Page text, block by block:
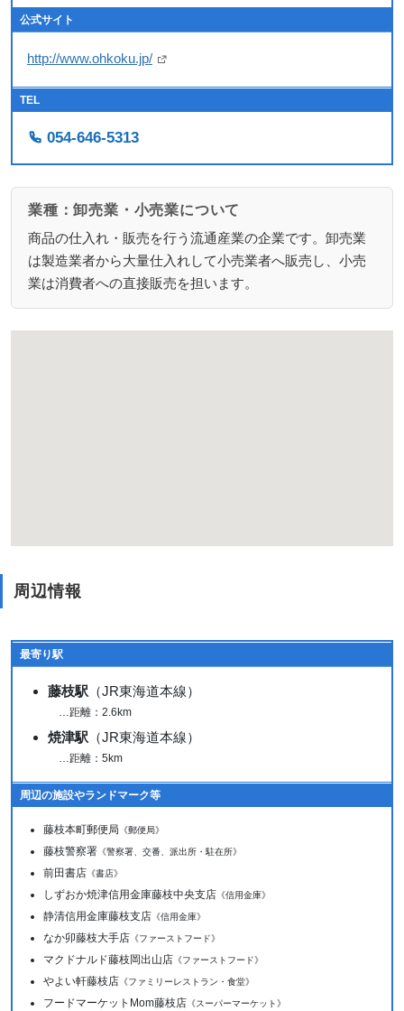
公式サイト
http://www.ohkoku.jp/
TEL
054-646-5313
業種：卸売業・小売業について
商品の仕入れ・販売を行う流通産業の企業です。卸売業
は製造業者から大量仕入れして小売業者へ販売し、小売
業は消費者への直接販売を担います。
周辺情報
最寄り駅
藤枝駅 （JR東海道本線）
…距離：2.6km
焼津駅 （JR東海道本線）
…距離：5km
周辺の施設やランドマーク等
藤枝本町郵便局 《郵便局》
藤枝警察署 《警察署、交番、派出所・駐在所》
前田書店 《書店》
しずおか焼津信用金庫藤枝中央支店 《信用金庫》
静清信用金庫藤枝支店 《信用金庫》
なか卯藤枝大手店 《ファーストフード》
マクドナルド藤枝岡出山店 《ファーストフード》
やよい軒藤枝店 《ファミリーレストラン・食堂》
フードマーケットMom藤枝店 《スーパーマーケット》